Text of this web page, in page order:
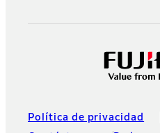
Política de privacidad